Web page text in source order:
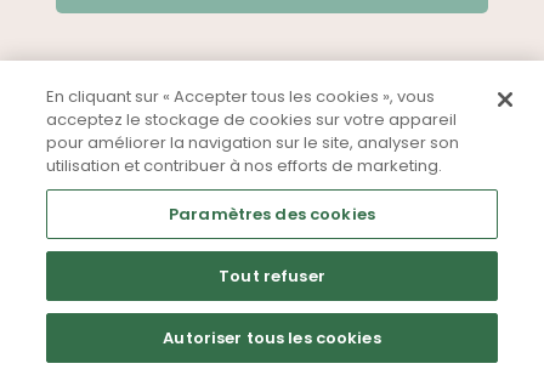
Qui sommes-nous ?
Nous contacter
Partager sur Facebook
Mentions légales CGU Politique de confidentialité
En cliquant sur « Accepter tous les cookies », vous
acceptez le stockage de cookies sur votre appareil
pour améliorer la navigation sur le site, analyser son
utilisation et contribuer à nos efforts de marketing.
Paramètres des cookies
Tout refuser
Autoriser tous les cookies